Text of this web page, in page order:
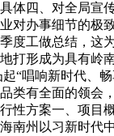
体四、对全局宣
对办事细节的极
度工做总结，这
打形成为具有岭
“唱响新时代、
类有全面的领会
性方案一、项目
南州以习新时代